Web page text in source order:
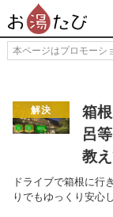
本ページはプロモーシ
解決
箱
呂
教
ドライブで箱根に行
りでもゆっくり安心